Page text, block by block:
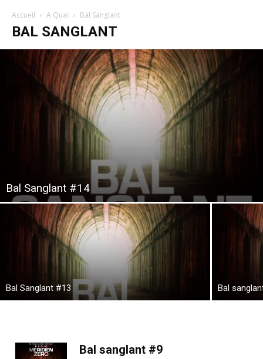
Accueil A Quai Bal Sanglant
BAL SANGLANT
Bal Sanglant #14
Bal Sanglant #13 Bal
Bal sanglant #9